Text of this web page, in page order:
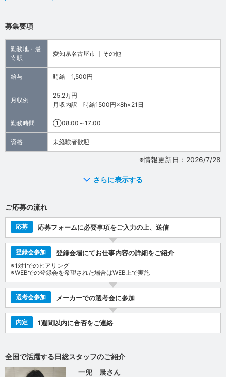
募集要項
勤務地・最
寄駅
愛知県名古屋市 ｜その他
給与 時給 1,500円
月収例
25.2万円
月収内訳 時給1500円×8h×21日
勤務時間 ①08:00～17:00
資格 未経験者歓迎
※情報更新日：2026/7/28
さらに表示する
ご応募の流れ
応募 応募フォームに必要事項をご入力の上、送信
登録会参加 登録会場にてお仕事内容の詳細をご紹介
※1対1でのヒアリング
※WEBでの登録会を希望された場合はWEB上で実施
選考会参加 メーカーでの選考会に参加
内定 1週間以内に合否をご連絡
全国で活躍する日総スタッフのご紹介
一兜 晨さん